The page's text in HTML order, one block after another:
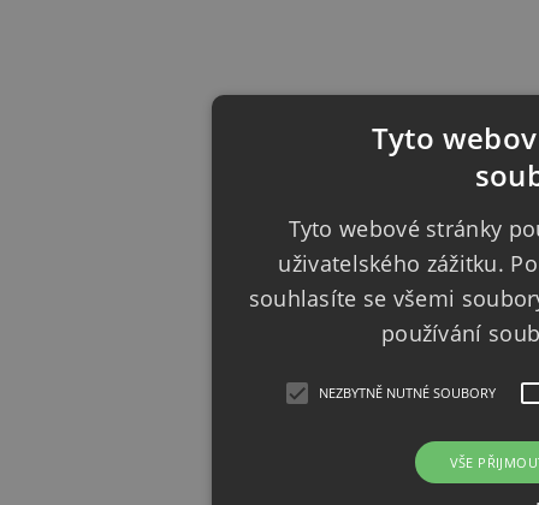
Tyto
Tyto webové stránky
uživatelského zážitku.
souhlasíte se všemi
používání
NEZBYTNĚ NUTNÉ SOUBORY
VŠE